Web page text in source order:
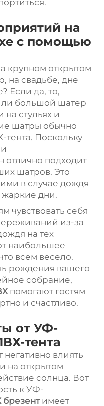
на
с помощью
крупном открытом
на свадьбе, дне
Если да, то,
большой шатер
на стульях и
шатры обычно
тента. Поскольку
отлично подходит
шатров. Это
в случае дождя
жаркие дни.
чувствовать себя
из-за
на тех
наибольшее
всем весело.
рождения вашего
собрание,
помогают гостям
и счастливо.
от УФ-
тента
негативно влиять
на открытом
солнца. Вот
к УФ-
брезент имеет